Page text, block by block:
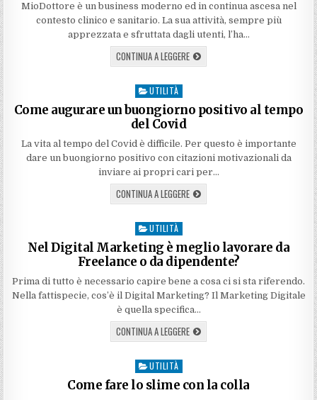
MioDottore è un business moderno ed in continua ascesa nel
contesto clinico e sanitario. La sua attività, sempre più
apprezzata e sfruttata dagli utenti, l’ha…
CONTINUA A LEGGERE
Posted
in
UTILITÀ
Come augurare un buongiorno positivo al tempo
del Covid
La vita al tempo del Covid è difficile. Per questo è importante
dare un buongiorno positivo con citazioni motivazionali da
inviare ai propri cari per…
CONTINUA A LEGGERE
Posted
in
UTILITÀ
Nel Digital Marketing è meglio lavorare da
Freelance o da dipendente?
Prima di tutto è necessario capire bene a cosa ci si sta riferendo.
Nella fattispecie, cos’è il Digital Marketing? Il Marketing Digitale
è quella specifica…
CONTINUA A LEGGERE
Posted
in
UTILITÀ
Come fare lo slime con la colla